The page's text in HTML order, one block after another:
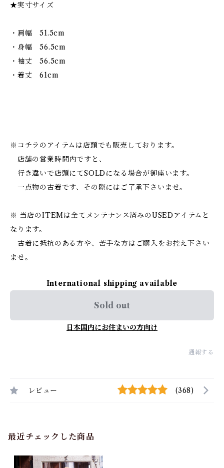
★実寸サイズ
・肩幅 51.5cm
・身幅 56.5cm
・袖丈 56.5cm
・着丈 61cm
※コチラのアイテムは店頭でも販売しております。
店舗の営業時間内ですと、
行き違いで店頭にてSOLDになる場合が御座います。
一点物の古着です、その際にはご了承下さいませ。
※ 当店のITEMは全てメンテナンス済みのUSEDアイテムと
なります。
古着に抵抗のある方や、苦手な方はご購入をお控え下さい
ませ。
International shipping available
Sold out
日本国内にお住まいの方向け
通報する
レビュー (368)
最近チェックした商品